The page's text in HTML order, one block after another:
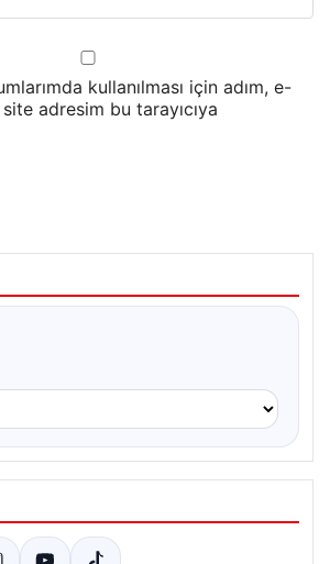
kullanılması için adım, e-
adresim bu tarayıcıya